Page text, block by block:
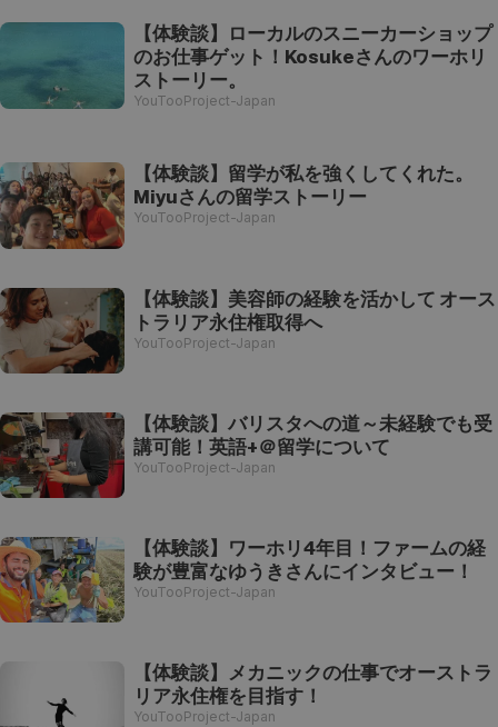
【体験談】ローカルのスニーカーショップ
のお仕事ゲット！Kosukeさんのワーホリ
ストーリー。
YouTooProject-Japan
【体験談】留学が私を強くしてくれた。
Miyuさんの留学ストーリー
YouTooProject-Japan
【体験談】美容師の経験を活かして オース
トラリア永住権取得へ
YouTooProject-Japan
【体験談】バリスタへの道～未経験でも受
講可能！英語+＠留学について
YouTooProject-Japan
【体験談】ワーホリ4年目！ファームの経
験が豊富なゆうきさんにインタビュー！
YouTooProject-Japan
【体験談】メカニックの仕事でオーストラ
リア永住権を目指す！
YouTooProject-Japan